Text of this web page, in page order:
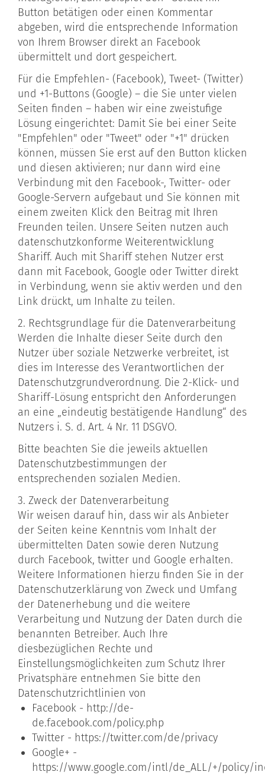
Button betätigen oder einen Kommentar
abgeben, wird die entsprechende Information
von Ihrem Browser direkt an Facebook
übermittelt und dort gespeichert.
Für die Empfehlen- (Facebook), Tweet- (Twitter)
und +1-Buttons (Google) – die Sie unter vielen
Seiten finden – haben wir eine zweistufige
Lösung eingerichtet: Damit Sie bei einer Seite
"Empfehlen" oder "Tweet" oder "+1" drücken
können, müssen Sie erst auf den Button klicken
und diesen aktivieren; nur dann wird eine
Verbindung mit den Facebook-, Twitter- oder
Google-Servern aufgebaut und Sie können mit
einem zweiten Klick den Beitrag mit Ihren
Freunden teilen. Unsere Seiten nutzen auch
datenschutzkonforme Weiterentwicklung
Shariff. Auch mit Shariff stehen Nutzer erst
dann mit Facebook, Google oder Twitter direkt
in Verbindung, wenn sie aktiv werden und den
Link drückt, um Inhalte zu teilen.
2. Rechtsgrundlage für die Datenverarbeitung
Werden die Inhalte dieser Seite durch den
Nutzer über soziale Netzwerke verbreitet, ist
dies im Interesse des Verantwortlichen der
Datenschutzgrundverordnung. Die 2-Klick- und
Shariff-Lösung entspricht den Anforderungen
an eine „eindeutig bestätigende Handlung“ des
Nutzers i. S. d. Art. 4 Nr. 11 DSGVO.
Bitte beachten Sie die jeweils aktuellen
Datenschutzbestimmungen der
entsprechenden sozialen Medien.
3. Zweck der Datenverarbeitung
Wir weisen darauf hin, dass wir als Anbieter
der Seiten keine Kenntnis vom Inhalt der
übermittelten Daten sowie deren Nutzung
durch Facebook, twitter und Google erhalten.
Weitere Informationen hierzu finden Sie in der
Datenschutzerklärung von Zweck und Umfang
der Datenerhebung und die weitere
Verarbeitung und Nutzung der Daten durch die
benannten Betreiber. Auch Ihre
diesbezüglichen Rechte und
Einstellungsmöglichkeiten zum Schutz Ihrer
Privatsphäre entnehmen Sie bitte den
Datenschutzrichtlinien von
Facebook - http://de-
de.facebook.com/policy.php
Twitter - https://twitter.com/de/privacy
Google+ -
https://www.google.com/intl/de_ALL/+/policy/